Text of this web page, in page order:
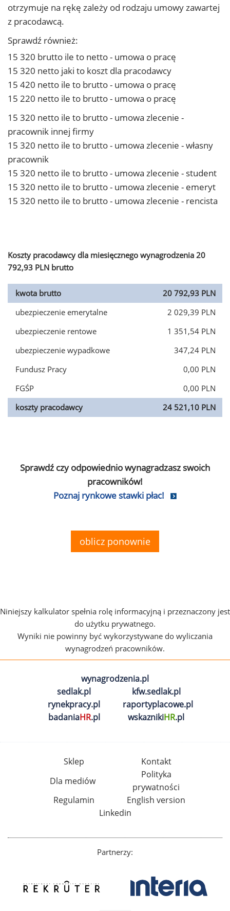
otrzymuje na rękę zależy od rodzaju umowy zawartej
z pracodawcą.
Sprawdź również:
15 320 brutto ile to netto - umowa o pracę
15 320 netto jaki to koszt dla pracodawcy
15 420 netto ile to brutto - umowa o pracę
15 220 netto ile to brutto - umowa o pracę
15 320 netto ile to brutto - umowa zlecenie -
pracownik innej firmy
15 320 netto ile to brutto - umowa zlecenie - własny
pracownik
15 320 netto ile to brutto - umowa zlecenie - student
15 320 netto ile to brutto - umowa zlecenie - emeryt
15 320 netto ile to brutto - umowa zlecenie - rencista
Koszty pracodawcy dla miesięcznego wynagrodzenia 20
792,93 PLN brutto
kwota brutto
20 792,93 PLN
ubezpieczenie emerytalne
2 029,39 PLN
ubezpieczenie rentowe
1 351,54 PLN
ubezpieczenie wypadkowe
347,24 PLN
Fundusz Pracy
0,00 PLN
FGŚP
0,00 PLN
koszty pracodawcy
24 521,10 PLN
Sprawdź czy odpowiednio wynagradzasz swoich
pracowników!
Poznaj rynkowe stawki płac!
oblicz ponownie
Niniejszy kalkulator spełnia rolę informacyjną i przeznaczony jest
do użytku prywatnego.
Wyniki nie powinny być wykorzystywane do wyliczania
wynagrodzeń pracowników.
wynagrodzenia.pl
sedlak.pl
kfw.sedlak.pl
rynekpracy.pl
raportyplacowe.pl
badaniaHR.pl wskaznikiHR.pl
Sklep
Kontakt
Dla mediów
Polityka
prywatności
Regulamin
English version
Linkedin
Partnerzy: